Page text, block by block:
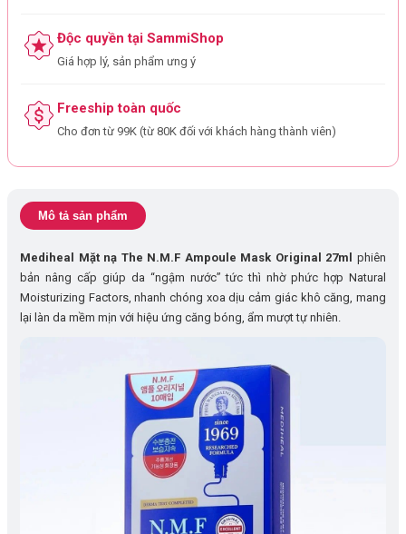
Độc quyền tại SammiShop
Giá hợp lý, sản phẩm ưng ý
Freeship toàn quốc
Cho đơn từ 99K (từ 80K đối với khách hàng thành viên)
Mô tả sản phẩm
Mediheal Mặt nạ The N.M.F Ampoule Mask Original 27ml
phiên
bản nâng cấp giúp da “ngậm nước” tức thì nhờ phức hợp Natural
Moisturizing Factors, nhanh chóng xoa dịu cảm giác khô căng, mang
lại làn da mềm mịn với hiệu ứng căng bóng, ẩm mượt tự nhiên.